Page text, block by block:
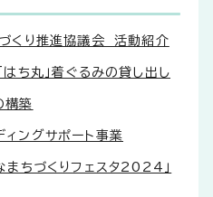
づくり推進協議会 活動紹介
はち丸」着ぐるみの貸し出し
構築
ィングサポート事業
まちづくりフェスタ2024」